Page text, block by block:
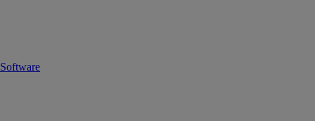
Software